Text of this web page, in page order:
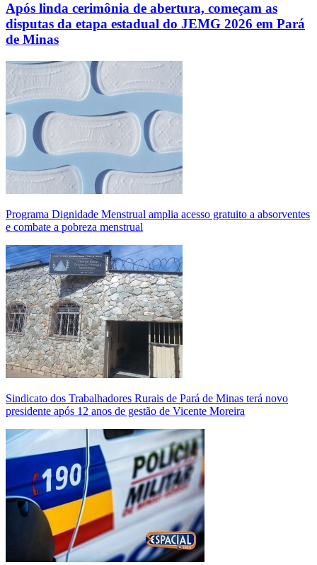
Após linda cerimônia de abertura, começam as
disputas da etapa estadual do JEMG 2026 em Pará
de Minas
Programa Dignidade Menstrual amplia acesso gratuito a absorventes
e combate a pobreza menstrual
Sindicato dos Trabalhadores Rurais de Pará de Minas terá novo
presidente após 12 anos de gestão de Vicente Moreira